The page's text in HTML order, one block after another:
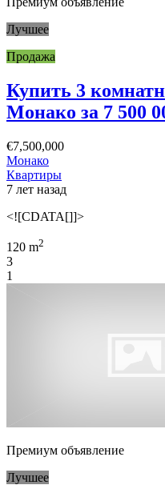
Лучшее
Продажа
Купить 3
Монако за 7 500
€7,500,000
Монако
Квартиры
7 лет назад
<![CDATA[]]>
120 m2
3
1
Премиум объявление
Лучшее